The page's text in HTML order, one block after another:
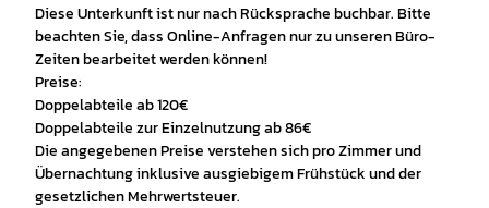
Diese Unterkunft ist nur nach Rücksprache buchbar. Bitte
beachten Sie, dass Online-Anfragen nur zu unseren Büro-
Zeiten bearbeitet werden können!
Preise:
Doppelabteile ab 120€
Doppelabteile zur Einzelnutzung ab 86€
Die angegebenen Preise verstehen sich pro Zimmer und
Übernachtung inklusive ausgiebigem Frühstück und der
gesetzlichen Mehrwertsteuer.